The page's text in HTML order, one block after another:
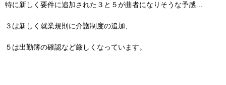
特に新しく要件に追加された３と５が曲者になりそうな予感…
３は新しく就業規則に介護制度の追加、
５は出勤簿の確認など厳しくなっています。